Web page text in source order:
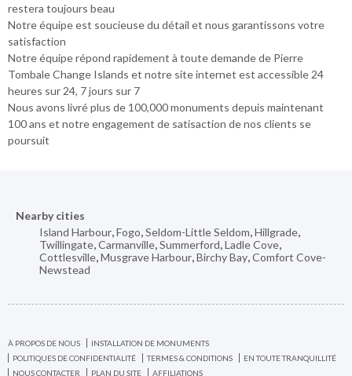
restera toujours beau
Notre équipe est soucieuse du détail et nous garantissons votre
satisfaction
Notre équipe répond rapidement à toute demande de Pierre
Tombale Change Islands et notre site internet est accessible 24
heures sur 24, 7 jours sur 7
Nous avons livré plus de 100,000 monuments depuis maintenant
100 ans et notre engagement de satisaction de nos clients se
poursuit
Nearby cities
Island Harbour,Fogo,Seldom-Little Seldom,Hillgrade,
Twillingate,Carmanville,Summerford,Ladle Cove,
Cottlesville,Musgrave Harbour,Birchy Bay,Comfort Cove-
Newstead
À PROPOS DE NOUS
INSTALLATION DE MONUMENTS
POLITIQUES DE CONFIDENTIALITÉ
TERMES & CONDITIONS
EN TOUTE TRANQUILLITÉ
NOUS CONTACTER
PLAN DU SITE AFFILIATIONS